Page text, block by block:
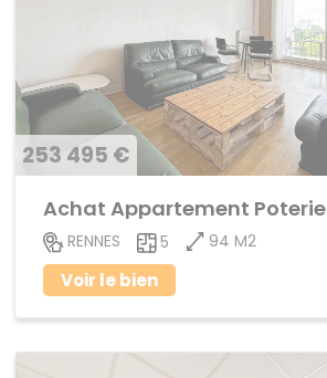
253 495 €
Achat Appartement Poterie
RENNES 5 94 M2
Voir le bien